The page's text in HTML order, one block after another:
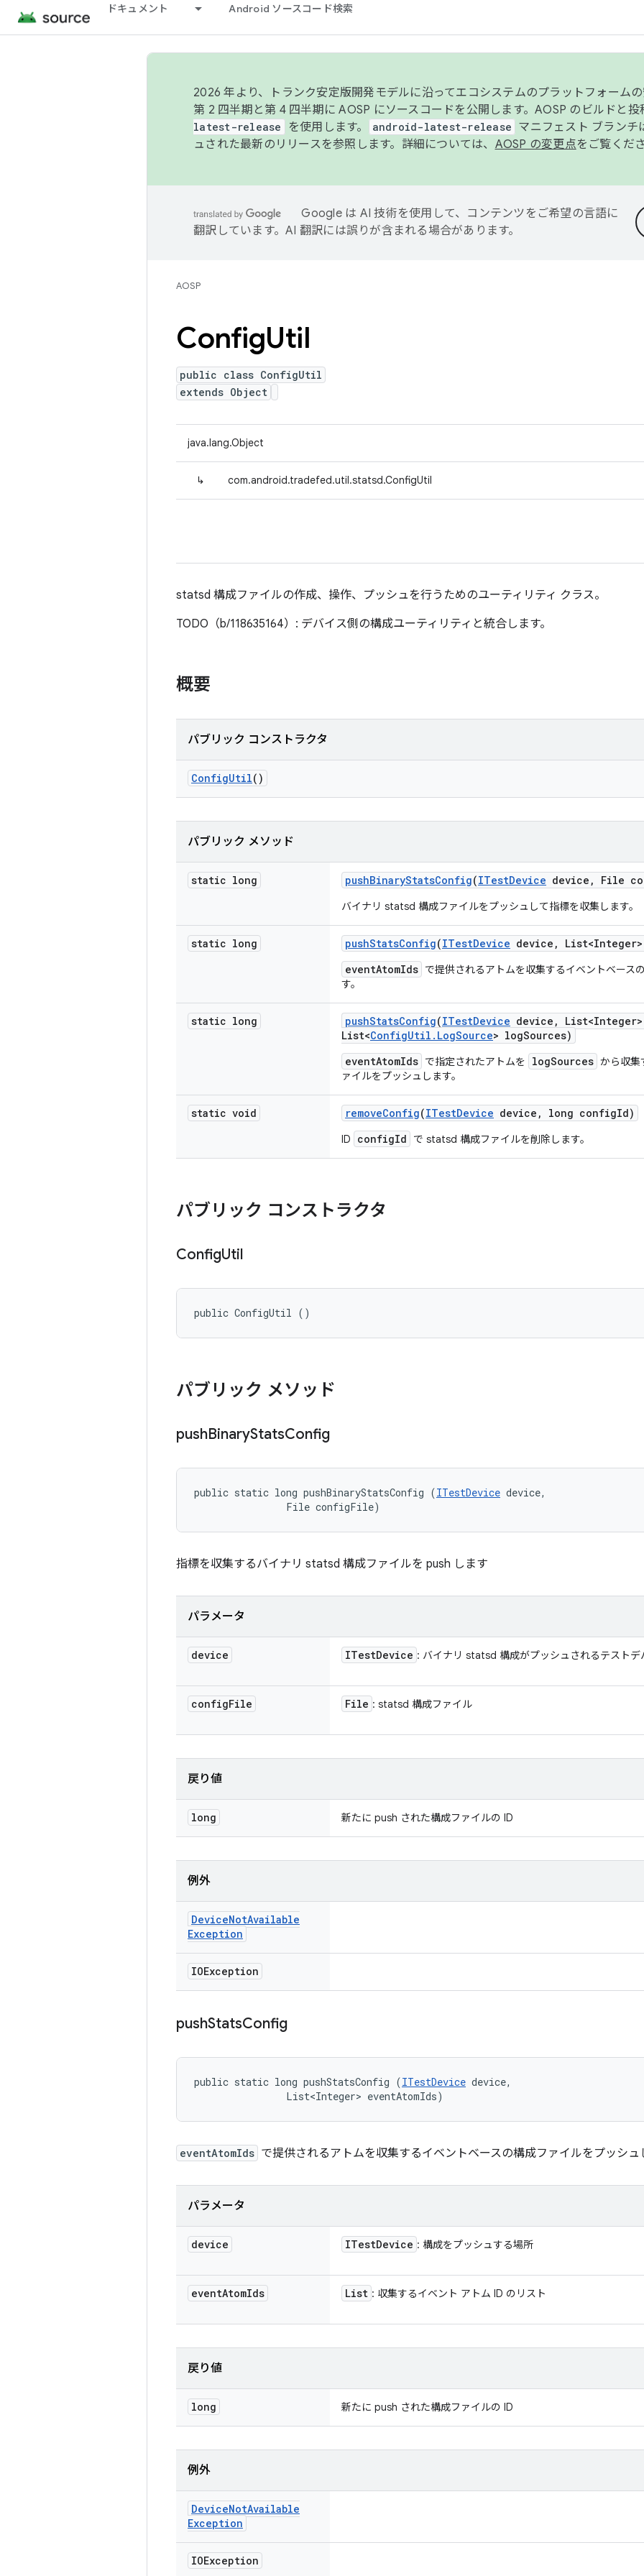
ドキュメント Android ソースコード検索
2026 年より、トランク安定版開発モデルに沿ってエコシステムのプラットフォーム
第 2 四半期と第 4 四半期に AOSP にソースコードを公開します。AOSP のビルドと投
latest-release を使用します。 android-latest-release マニフェスト ブランチ
ュされた最新のリリースを参照します。詳細については、 AOSP の変更点をご覧くだ
Google は AI 技術を使用して、コンテンツをご希望の言語に
翻訳しています。AI 翻訳には誤りが含まれる場合があります。
AOSP
ConfigUtil
public class ConfigUtil
extends Object
java.lang.Object
↳ com.android.tradefed.util.statsd.ConfigUtil
statsd 構成ファイルの作成、操作、プッシュを行うためのユーティリティ クラス。
TODO（b/118635164）: デバイス側の構成ユーティリティと統合します。
概要
パブリック コンストラクタ
ConfigUtil()
パブリック メソッド
static long pushBinaryStatsConfig(ITestDevice device , File
バイナリ statsd 構成ファイルをプッシュして指標を収集します。
static long pushStatsConfig(ITestDevice device ,
eventAtomIds で提供されるアトムを収集するイベントベース
す。
static long pushStatsConfig(ITestDevice device ,
List<ConfigUtil . LogSource> logSources)
eventAtomIds で指定されたアトムを logSources から収集
ァイルをプッシュします。
static void removeConfig(ITestDevice device , long configId)
ID configId で statsd 構成ファイルを削除します。
パブリック コンストラクタ
ConfigUtil
public ConfigUtil ()
パブリック メソッド
pushBinaryStatsConfig
public static long pushBinaryStatsConfig (ITestDevice device,
                File configFile)
指標を収集するバイナリ statsd 構成ファイルを push します
パラメータ
device ITestDevice : バイナリ statsd 構成がプッシュされるテストデ
configFile File : statsd 構成ファイル
戻り値
long 新たに push された構成ファイルの ID
例外
DeviceNotAvailable
Exception
IOException
pushStatsConfig
public static long pushStatsConfig (ITestDevice device,
                List<Integer> eventAtomIds)
eventAtomIds で提供されるアトムを収集するイベントベースの構成ファイルをプッシュ
パラメータ
device ITestDevice : 構成をプッシュする場所
eventAtomIds List : 収集するイベント アトム ID のリスト
戻り値
long 新たに push された構成ファイルの ID
例外
DeviceNotAvailable
Exception
IOException